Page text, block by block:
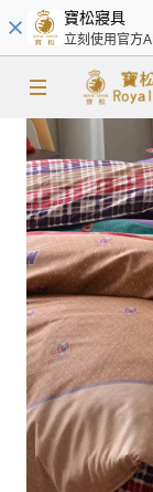
寶松寢具
立刻使用官方